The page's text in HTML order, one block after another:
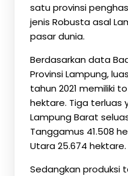
satu provinsi
jenis Robusta asal
pasar dunia.
Berdasarkan data
Provinsi Lampung,
tahun 2021 memiliki
hektare. Tiga terluas
Lampung Barat
Tanggamus 41.508
Utara 25.674 hektare.
Sedangkan produksi